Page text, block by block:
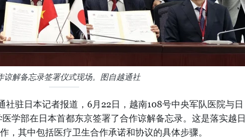
谅解备忘录签署仪式现场。图自越通社
驻日本记者报道，6月22日，越南108号中央军队医院与日
学部在日本首都东京签署了合作谅解备忘录。这是落实越日
，其中包括医疗卫生合作承诺和协议的具体步骤。